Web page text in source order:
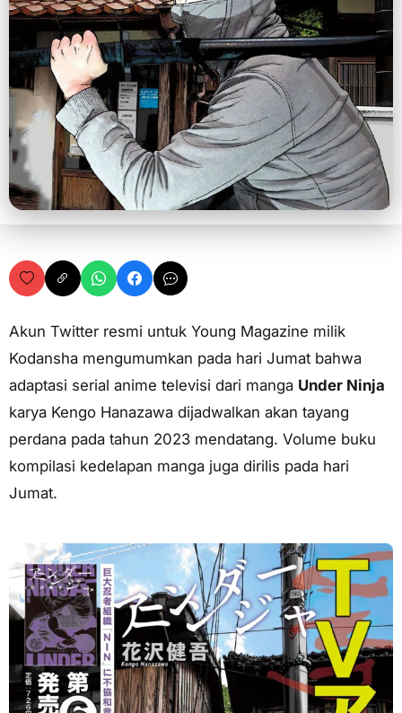
Akun Twitter resmi untuk Young Magazine milik
Kodansha mengumumkan pada hari Jumat bahwa
adaptasi serial anime televisi dari manga Under Ninja
karya Kengo Hanazawa dijadwalkan akan tayang
perdana pada tahun 2023 mendatang. Volume buku
kompilasi kedelapan manga juga dirilis pada hari
Jumat.